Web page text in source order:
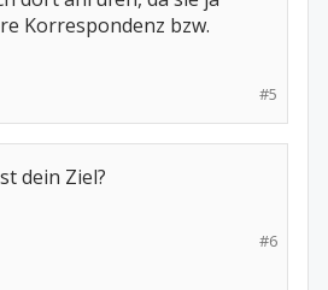
Korrespondenz bzw.
#5
dein Ziel?
#6